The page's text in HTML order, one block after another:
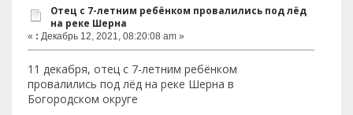
Отец с 7-летним ребёнком провалились под лёд
на реке Шерна
« : Декабрь 12, 2021, 08:20:08 am »
11 декабря, отец с 7-летним ребёнком
провалились под лёд на реке Шерна в
Богородском округе